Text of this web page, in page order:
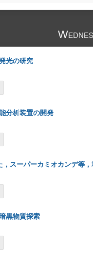
光の研究
分析装置の開発
，スーパーカミオカンデ等
黒物質探索